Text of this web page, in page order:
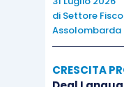
di Settore
Assolombarda
CRESCITA